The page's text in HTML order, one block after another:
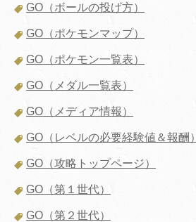
GO（ボールの投げ方）
GO（ポケモンマップ）
GO（ポケモン一覧表）
GO（メダル一覧表）
GO（メディア情報）
GO（レベルの必要経験値＆報酬）
GO（攻略トップページ）
GO（第１世代）
GO（第２世代）